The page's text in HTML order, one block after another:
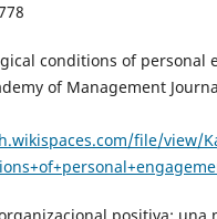
conditions of personal
of Management
file/view/